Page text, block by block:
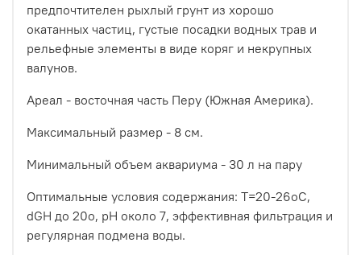
предпочтителен рыхлый грунт из хорошо
окатанных частиц, густые посадки водных трав и
рельефные элементы в виде коряг и некрупных
валунов.
Ареал - восточная часть Перу (Южная Америка).
Максимальный размер - 8 см.
Минимальный объем аквариума - 30 л на пару
Оптимальные условия содержания: Т=20-26оС,
dGH до 20о, рН около 7, эффективная фильтрация и
регулярная подмена воды.